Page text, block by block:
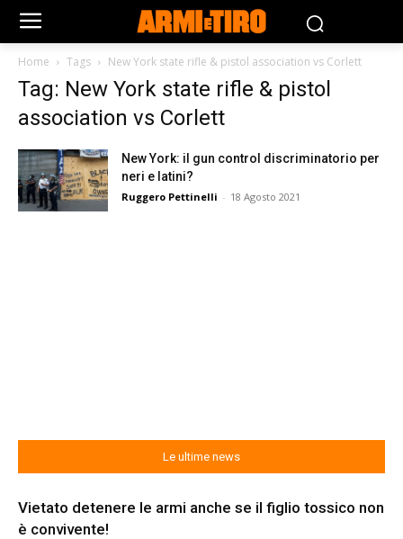
Home Tags New York state rifle & pistol association vs Corlett
Tag: New York state rifle & pistol
association vs Corlett
New York: il gun control discriminatorio per
neri e latini?
Ruggero Pettinelli - 18 Agosto 2021
Le ultime news
Vietato detenere le armi anche se il figlio tossico non
è convivente!